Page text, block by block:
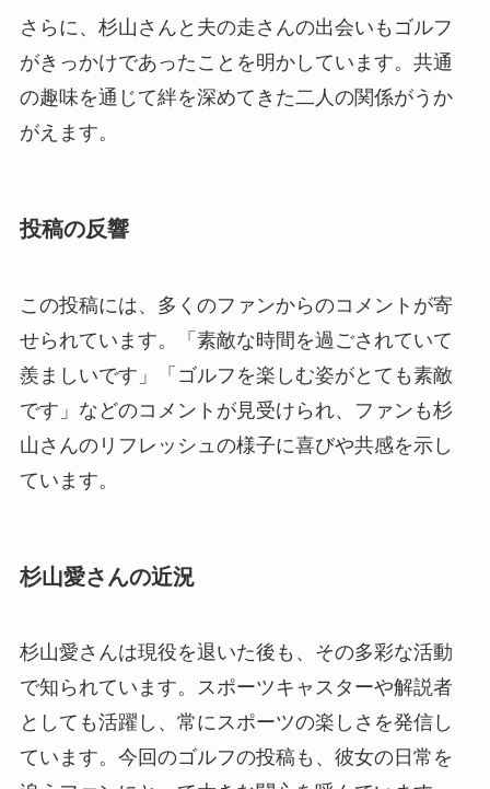
さらに、杉山さんと夫の走さんの出会いもゴルフ
がきっかけであったことを明かしています。共通
の趣味を通じて絆を深めてきた二人の関係がうか
がえます。
投稿の反響
この投稿には、多くのファンからのコメントが寄
せられています。「素敵な時間を過ごされていて
羨ましいです」「ゴルフを楽しむ姿がとても素敵
です」などのコメントが見受けられ、ファンも杉
山さんのリフレッシュの様子に喜びや共感を示し
ています。
杉山愛さんの近況
杉山愛さんは現役を退いた後も、その多彩な活動
で知られています。スポーツキャスターや解説者
としても活躍し、常にスポーツの楽しさを発信し
ています。今回のゴルフの投稿も、彼女の日常を